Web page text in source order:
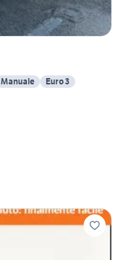
Manuale Euro 3